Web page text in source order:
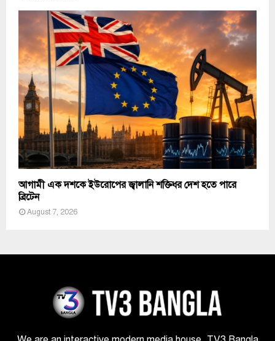
আগামী এক দশকে ইউরোপের জ্বালানি শক্তিধর দেশ হতে পারে
ব্রিটেন
August 7, 2026